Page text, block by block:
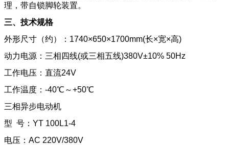
理，带自锁脚轮装置。
三、技术规格
外形尺寸（约）：1740×650×1700mm(长×宽×高)
动力电源：三相四线(或三相五线)380V±10% 50Hz
工作电压：直流24V
工作温度：-40℃～+50℃
三相异步电动机
型 号：YT 100L1-4
电压：AC 220V/380V